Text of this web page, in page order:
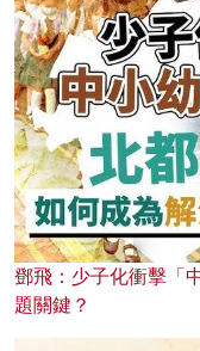
鄧飛：少子化衝擊「
題關鍵？